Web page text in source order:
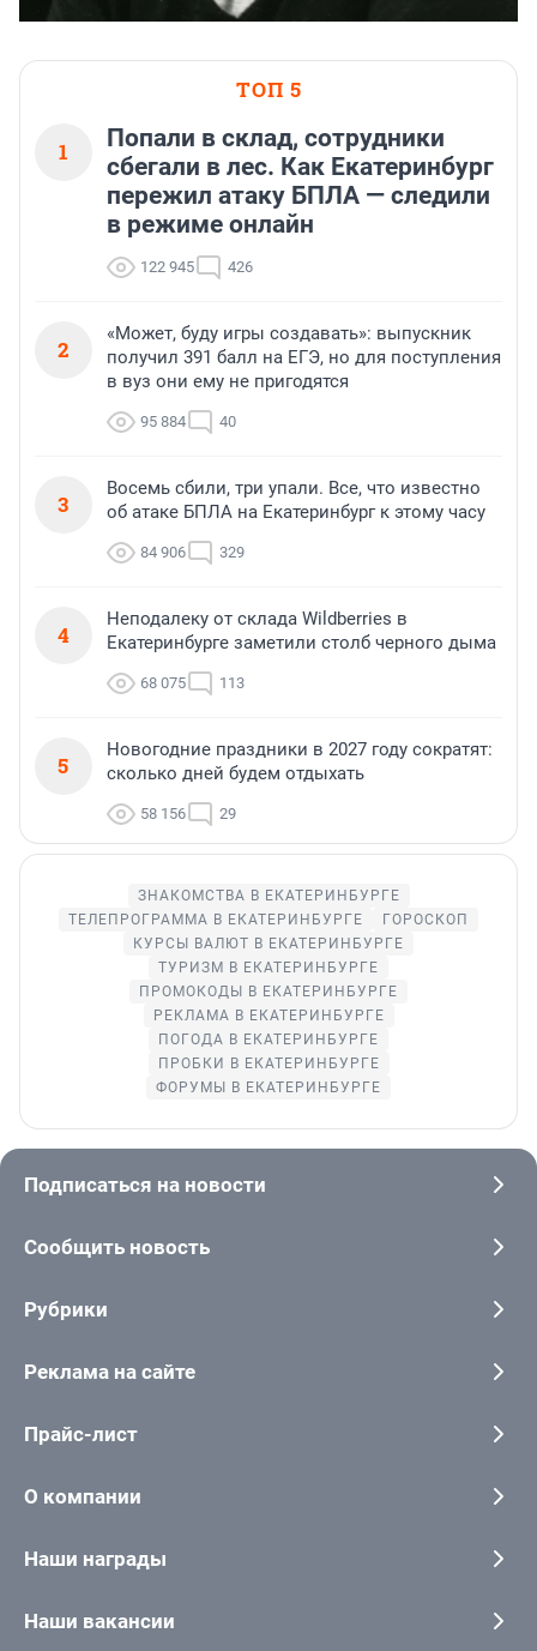
ТОП 5
1
Попали в склад, сотрудники
сбегали в лес. Как Екатеринбург
пережил атаку БПЛА — следили
в режиме онлайн
122 945 426
2
«Может, буду игры создавать»: выпускник
получил 391 балл на ЕГЭ, но для поступления
в вуз они ему не пригодятся
95 884 40
3
Восемь сбили, три упали. Все, что известно
об атаке БПЛА на Екатеринбург к этому часу
84 906 329
4
Неподалеку от склада Wildberries в
Екатеринбурге заметили столб черного дыма
68 075 113
5
Новогодние праздники в 2027 году сократят:
сколько дней будем отдыхать
58 156 29
ЗНАКОМСТВА В ЕКАТЕРИНБУРГЕ
ТЕЛЕПРОГРАММА В ЕКАТЕРИНБУРГЕ
ГОРОСКОП
КУРСЫ ВАЛЮТ В ЕКАТЕРИНБУРГЕ
ТУРИЗМ В ЕКАТЕРИНБУРГЕ
ПРОМОКОДЫ В ЕКАТЕРИНБУРГЕ
РЕКЛАМА В ЕКАТЕРИНБУРГЕ
ПОГОДА В ЕКАТЕРИНБУРГЕ
ПРОБКИ В ЕКАТЕРИНБУРГЕ
ФОРУМЫ В ЕКАТЕРИНБУРГЕ
Подписаться на новости
Сообщить новость
Рубрики
Реклама на сайте
Прайс-лист
О компании
Наши награды
Наши вакансии